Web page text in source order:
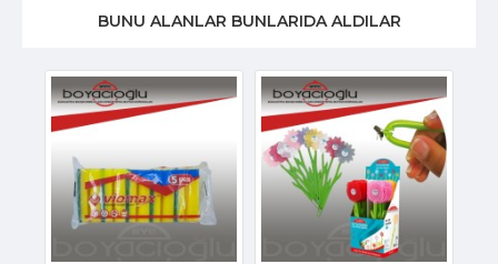
BUNU ALANLAR BUNLARIDA ALDILAR